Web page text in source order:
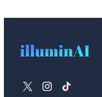
X Instagram
TikTok